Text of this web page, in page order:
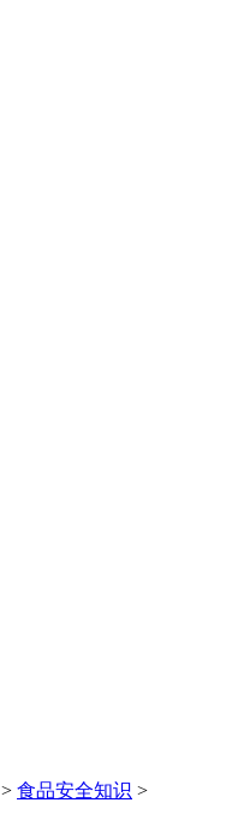
> 食品安全知识 >